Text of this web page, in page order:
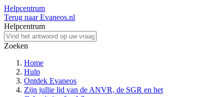
Helpcentrum
Terug naar Evaneos.nl
Helpcentrum
Zoeken
Home
Hulp
Ontdek Evaneos
Zijn jullie lid van de ANVR, de SGR en het